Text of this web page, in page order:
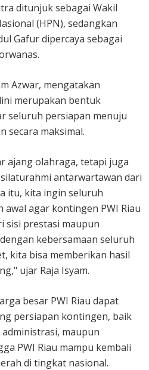
ditunjuk sebagai Wakil
(HPN), sedangkan
Gafur dipercaya sebagai
Azwar, mengatakan
merupakan bentuk
seluruh persiapan menuju
secara maksimal.
ajang olahraga, tetapi juga
antarwartawan dari
itu, kita ingin seluruh
agar kontingen PWI Riau
sisi prestasi maupun
kebersamaan seluruh
kita bisa memberikan hasil
ujar Raja Isyam.
besar PWI Riau dapat
persiapan kontingen, baik
maupun
PWI Riau mampu kembali
di tingkat nasional.